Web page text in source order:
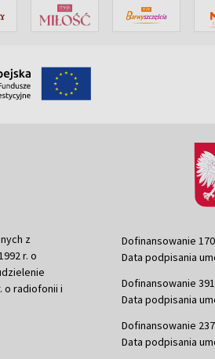
z
r. o
o radiofonii i
Dofinansowanie
Data podpisania
Dofinansowanie
Data podpisania
Dofinansowanie
Data podpisania